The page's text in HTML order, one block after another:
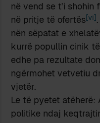
në vend se t’i
në pritje të ofertës[vi]
nën sëpatat e
kurrë popullin cinik
edhe pa rezultate
ngërmohet vetvetiu
vjetër.
Le të pyetet atëherë:
politike ndaj